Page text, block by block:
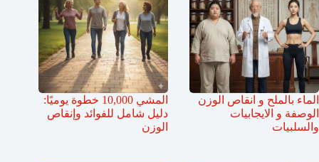
الماء بالملح و انقاص الوزن
الوصفة و الايجابيات
والسلبيات
المشي 10,000 خطوة يوميًا:
دليل شامل للفوائد وإنقاص
الوزن